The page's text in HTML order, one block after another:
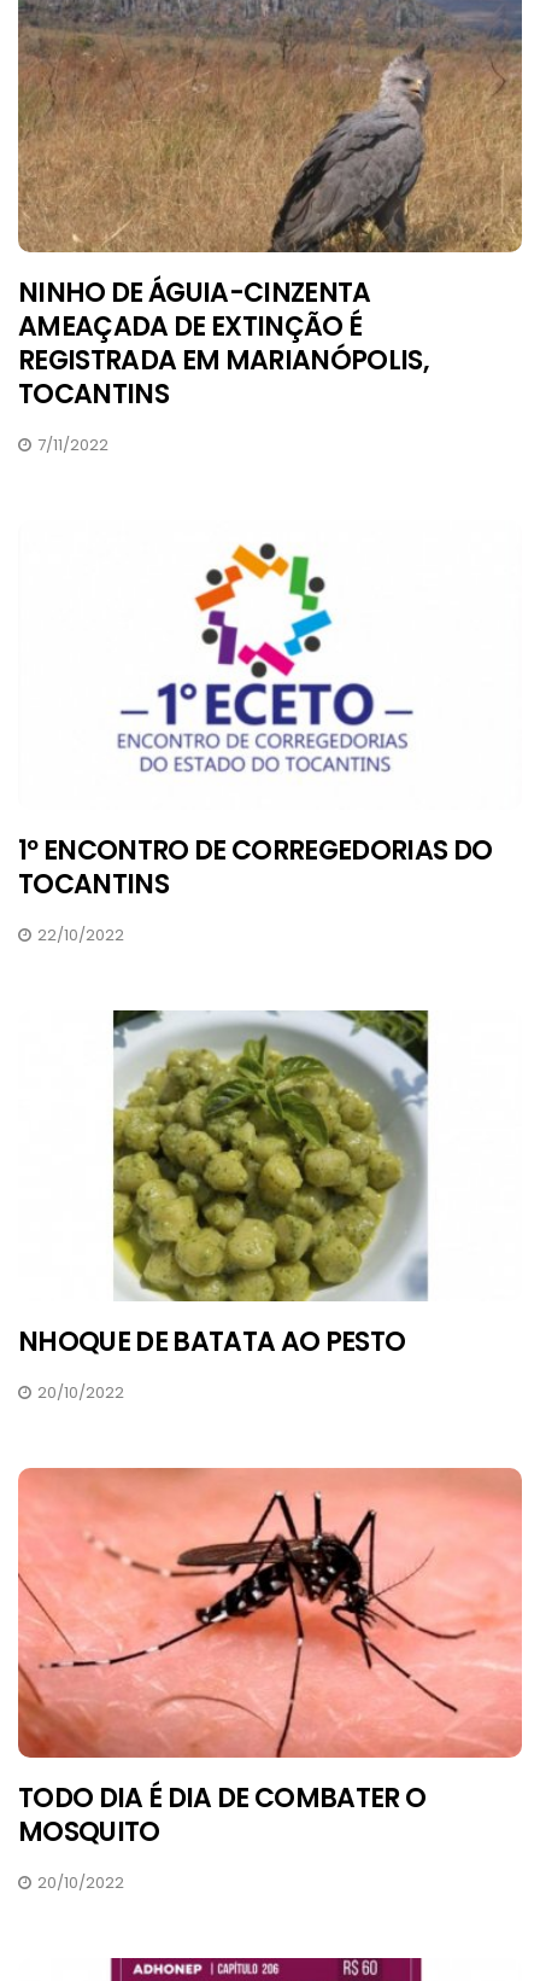
NINHO DE ÁGUIA-CINZENTA
AMEAÇADA DE EXTINÇÃO É
REGISTRADA EM MARIANÓPOLIS,
TOCANTINS
7/11/2022
1º ENCONTRO DE CORREGEDORIAS DO
TOCANTINS
22/10/2022
NHOQUE DE BATATA AO PESTO
20/10/2022
TODO DIA É DIA DE COMBATER O
MOSQUITO
20/10/2022